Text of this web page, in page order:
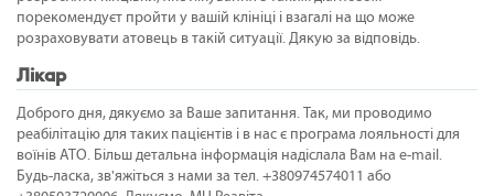
порекомендуєт пройти у вашій клініці і взагалі на що може
розраховувати атовець в такій ситуації. Дякую за відповідь.
Лікар
Доброго дня, дякуємо за Ваше запитання. Так, ми проводимо
реабілітацію для таких пацієнтів і в нас є програма лояльності для
воїнів АТО. Більш детальна інформація надіслала Вам на e-mail.
Будь-ласка, зв'яжіться з нами за тел. +380974574011 або